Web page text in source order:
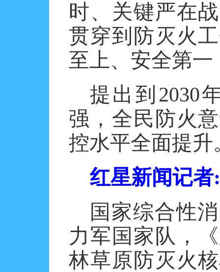
时、关键严在
贯穿到防灭火
至上、安全第
提出到 2030
强，全民防火
控水平全面提升
红星新闻记者:
国家综合性
力军国家队，
林草原防灭火